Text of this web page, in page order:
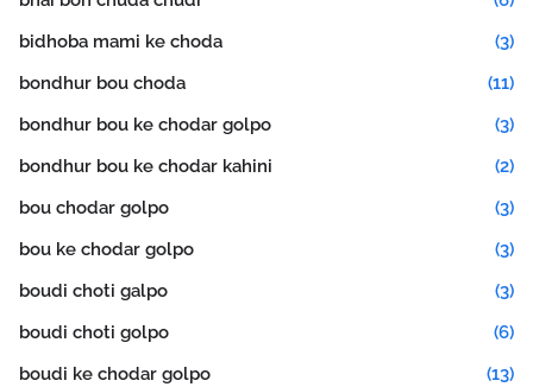
bidhoba mami ke choda
(3)
bondhur bou choda
(11)
bondhur bou ke chodar golpo
(3)
bondhur bou ke chodar kahini
(2)
bou chodar golpo
(3)
bou ke chodar golpo
(3)
boudi choti galpo
(3)
boudi choti golpo
(6)
boudi ke chodar golpo
(13)